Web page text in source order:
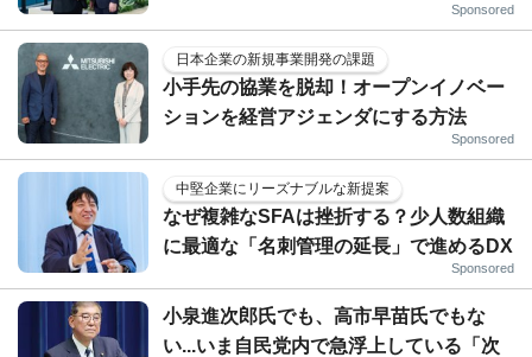
Sponsored
日本企業の新規事業開発の課題
小手先の協業を脱却！オープンイノベー
ションを経営アジェンダにする方法
Sponsored
中堅企業にリーズナブルな新提案
なぜ複雑なSFAは挫折する？少人数組織
に最適な「名刺管理の延長」で進めるDX
Sponsored
小泉進次郎氏でも、高市早苗氏でもな
い...いま自民党内で急浮上している「次